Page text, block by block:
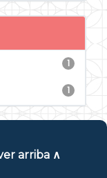
1
1
arriba ∧